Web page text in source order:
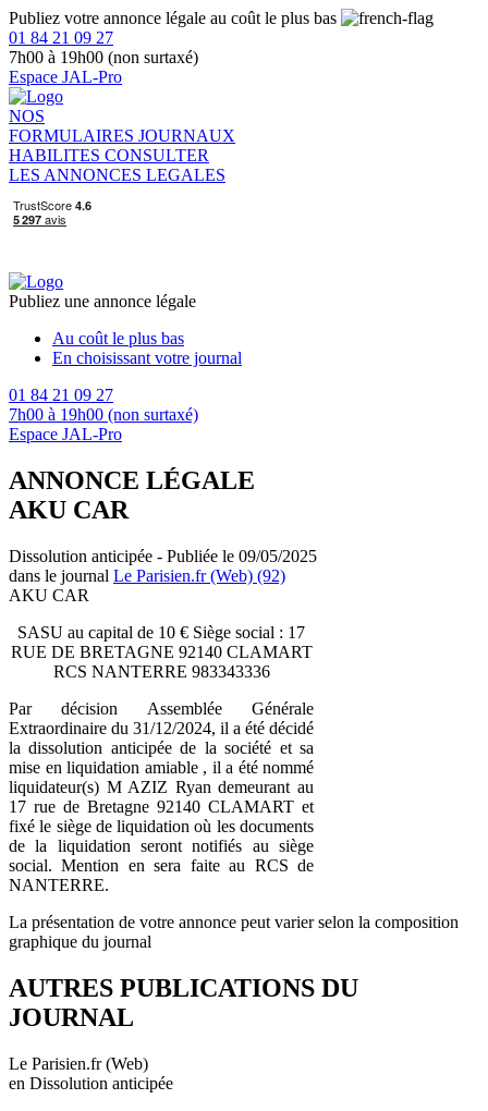
Publiez votre annonce légale au coût le plus bas
01 84 21 09 27
7h00 à 19h00 (non surtaxé)
Espace JAL-Pro
NOS
FORMULAIRES JOURNAUX
HABILITES CONSULTER
LES ANNONCES LEGALES
Publiez une annonce légale
Au coût le plus bas
En choisissant votre journal
01 84 21 09 27
7h00 à 19h00 (non surtaxé)
Espace JAL-Pro
ANNONCE LÉGALE
AKU CAR
Dissolution anticipée - Publiée le 09/05/2025
dans le journal Le Parisien.fr (Web) (92)
AKU CAR
SASU au capital de 10 € Siège social : 17
RUE DE BRETAGNE 92140 CLAMART
RCS NANTERRE 983343336
Par décision Assemblée Générale
Extraordinaire du 31/12/2024, il a été décidé
la dissolution anticipée de la société et sa
mise en liquidation amiable , il a été nommé
liquidateur(s) M AZIZ Ryan demeurant au
17 rue de Bretagne 92140 CLAMART et
fixé le siège de liquidation où les documents
de la liquidation seront notifiés au siège
social. Mention en sera faite au RCS de
NANTERRE.
La présentation de votre annonce peut varier selon la composition
graphique du journal
AUTRES PUBLICATIONS DU
JOURNAL
Le Parisien.fr (Web)
en Dissolution anticipée